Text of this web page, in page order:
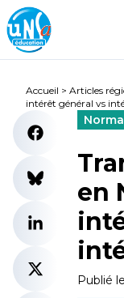
Accueil > Articles
intérêt général vs
en
Publié